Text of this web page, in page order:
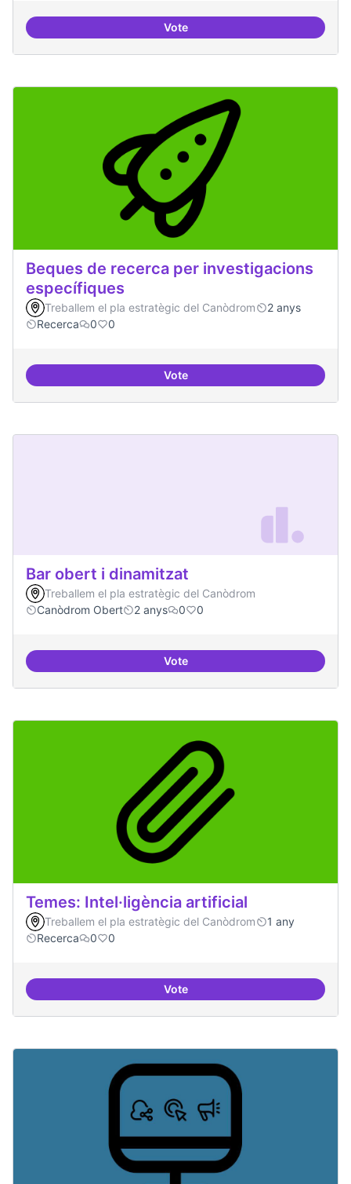
VoteDrets Humans i capa digital
Beques de recerca per investigacions
específiques
Treballem el pla estratègic del Canòdrom
2 anys
Recerca
0 0
VoteBeques de recerca per
Bar obert i dinamitzat
Treballem el pla estratègic del Canòdrom
Canòdrom Obert
2 anys 0 0
VoteBar obert i dinamitzat
Temes: Intel·ligència artificial
Treballem el pla estratègic del Canòdrom
1 any
Recerca
0 0
VoteTemes: Intel·ligència artificial